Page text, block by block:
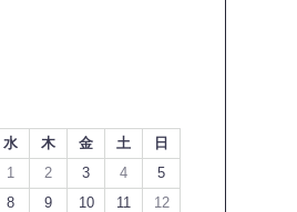
水 木 金 土
日
1
2 3 4
5
8 9 10 11
12